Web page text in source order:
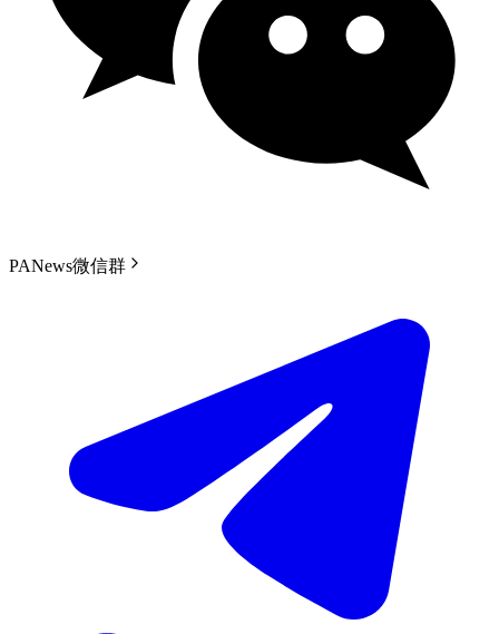
PANews微信群